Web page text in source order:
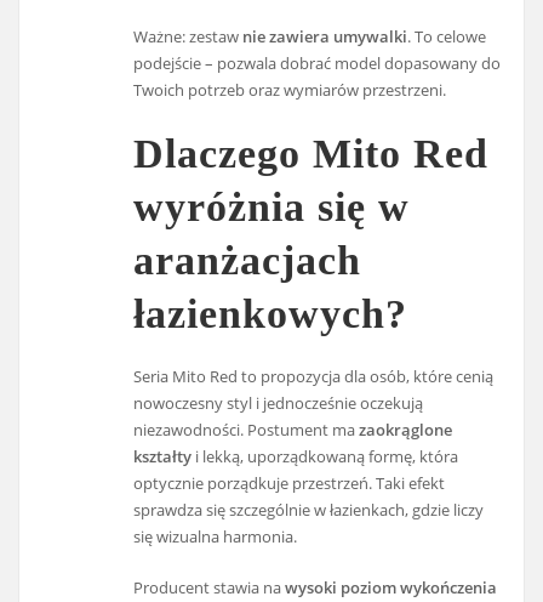
Ważne: zestaw nie zawiera umywalki. To celowe
podejście – pozwala dobrać model dopasowany do
Twoich potrzeb oraz wymiarów przestrzeni.
Dlaczego Mito Red
wyróżnia się w
aranżacjach
łazienkowych?
Seria Mito Red to propozycja dla osób, które cenią
nowoczesny styl i jednocześnie oczekują
niezawodności. Postument mazaokrąglone
kształty i lekką, uporządkowaną formę, która
optycznie porządkuje przestrzeń. Taki efekt
sprawdza się szczególnie w łazienkach, gdzie liczy
się wizualna harmonia.
Producent stawia nawysoki poziom wykończenia